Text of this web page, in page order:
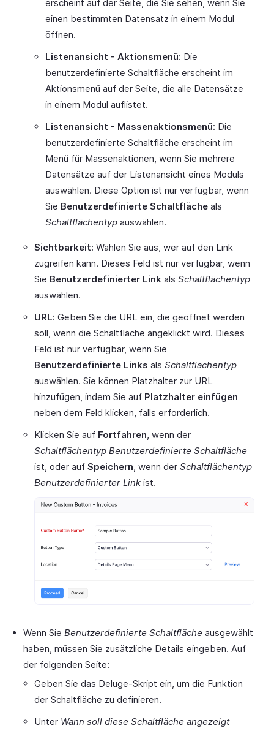
erscheint auf der Seite, die Sie sehen, wenn Sie
einen bestimmten Datensatz in einem Modul
öffnen.
Listenansicht - Aktionsmenü: Die
benutzerdefinierte Schaltfläche erscheint im
Aktionsmenü auf der Seite, die alle Datensätze
in einem Modul auflistet.
Listenansicht - Massenaktionsmenü: Die
benutzerdefinierte Schaltfläche erscheint im
Menü für Massenaktionen, wenn Sie mehrere
Datensätze auf der Listenansicht eines Moduls
auswählen. Diese Option ist nur verfügbar, wenn
Sie Benutzerdefinierte Schaltfläche als
Schaltflächentyp auswählen.
Sichtbarkeit: Wählen Sie aus, wer auf den Link
zugreifen kann. Dieses Feld ist nur verfügbar, wenn
Sie Benutzerdefinierter Link als Schaltflächentyp
auswählen.
URL: Geben Sie die URL ein, die geöffnet werden
soll, wenn die Schaltfläche angeklickt wird. Dieses
Feld ist nur verfügbar, wenn Sie
Benutzerdefinierte Links als Schaltflächentyp
auswählen. Sie können Platzhalter zur URL
hinzufügen, indem Sie auf Platzhalter einfügen
neben dem Feld klicken, falls erforderlich.
Klicken Sie auf Fortfahren, wenn der
Schaltflächentyp Benutzerdefinierte Schaltfläche
ist, oder auf Speichern, wenn der Schaltflächentyp
Benutzerdefinierter Link ist.
Wenn Sie Benutzerdefinierte Schaltfläche ausgewählt
haben, müssen Sie zusätzliche Details eingeben. Auf
der folgenden Seite:
Geben Sie das Deluge-Skript ein, um die Funktion
der Schaltfläche zu definieren.
Unter Wann soll diese Schaltfläche angezeigt